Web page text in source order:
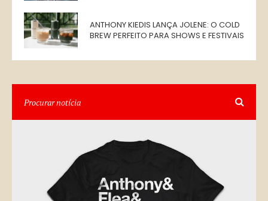
ANTHONY KIEDIS LANÇA JOLENE: O COLD
BREW PERFEITO PARA SHOWS E FESTIVAIS